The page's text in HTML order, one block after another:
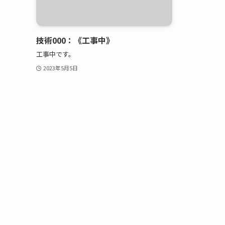
技術000：《工事中》
工事中です。
2023年5月5日